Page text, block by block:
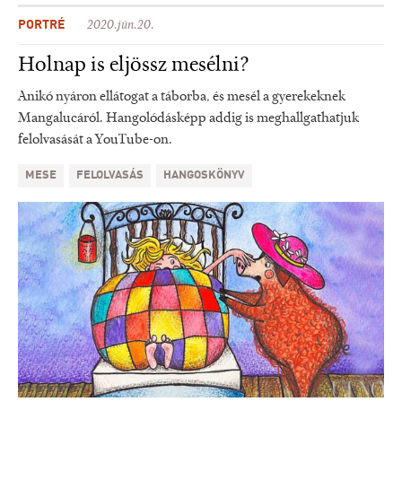
PORTRÉ 2020.jún.20.
Holnap is eljössz mesélni?
Anikó nyáron ellátogat a táborba, és mesél a gyerekeknek
Mangalucáról. Hangolódásképp addig is meghallgathatjuk
felolvasását a YouTube-on.
MESE FELOLVASÁS HANGOSKÖNYV